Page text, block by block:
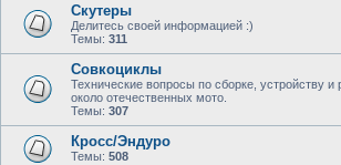
Скутеры
Делитесь своей информацией :)
Темы: 311
Совкоциклы
Технические вопросы по сборке, устройству и
около отечественных мото.
Темы: 307
Кросс/Эндуро
Темы: 508